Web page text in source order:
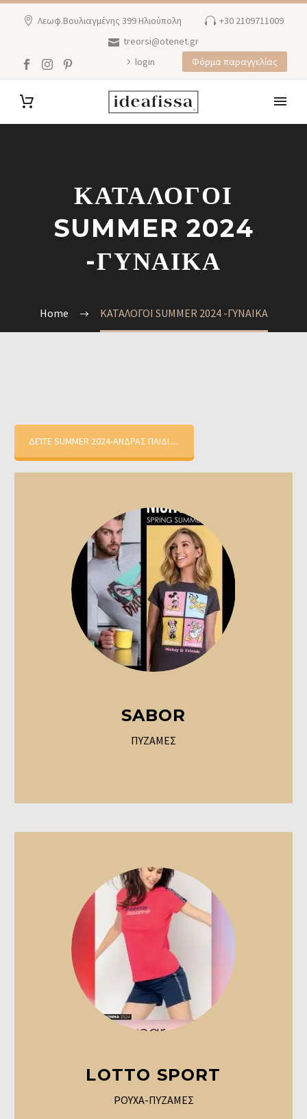
Λεωφ.Βουλιαγμένης 399 Ηλιούπολη
+30 2109711009
treorsi@otenet.gr
login
Φόρμα παραγγελίας
ΚΑΤΑΛΟΓΟΙ
SUMMER 2024
-ΓΥΝΑΙΚΑ
Home ΚΑΤΑΛΟΓΟΙ SUMMER 2024 -ΓΥΝΑΙΚΑ
ΔΕΊΤΕ SUMMER 2024-ΑΝΔΡΑΣ ΠΑΙΔΙ.....
SABOR
ΠΥΖΑΜΕΣ
LOTTO SPORT
ΡΟΥΧΑ-ΠΥΖΑΜΕΣ